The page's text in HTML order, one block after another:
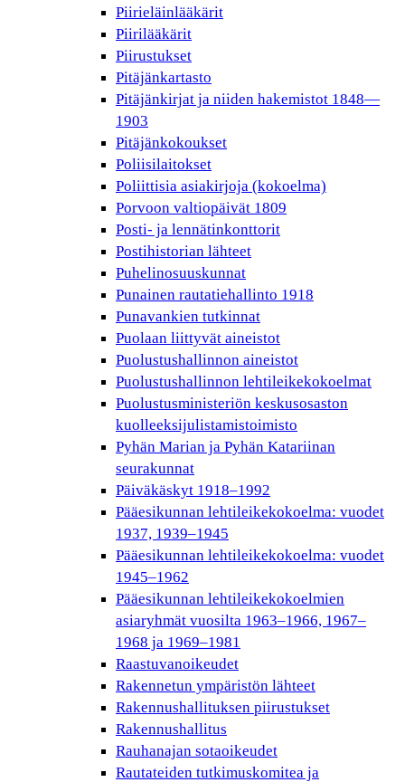
Piirieläinlääkärit
Piirilääkärit
Piirustukset
Pitäjänkartasto
Pitäjänkirjat ja niiden hakemistot 1848—
1903
Pitäjänkokoukset
Poliisilaitokset
Poliittisia asiakirjoja (kokoelma)
Porvoon valtiopäivät 1809
Posti- ja lennätinkonttorit
Postihistorian lähteet
Puhelinosuuskunnat
Punainen rautatiehallinto 1918
Punavankien tutkinnat
Puolaan liittyvät aineistot
Puolustushallinnon aineistot
Puolustushallinnon lehtileikekokoelmat
Puolustusministeriön keskusosaston
kuolleeksijulistamistoimisto
Pyhän Marian ja Pyhän Katariinan
seurakunnat
Päiväkäskyt 1918–1992
Pääesikunnan lehtileikekokoelma: vuodet
1937, 1939–1945
Pääesikunnan lehtileikekokoelma: vuodet
1945–1962
Pääesikunnan lehtileikekokoelmien
asiaryhmät vuosilta 1963–1966, 1967–
1968 ja 1969–1981
Raastuvanoikeudet
Rakennetun ympäristön lähteet
Rakennushallituksen piirustukset
Rakennushallitus
Rauhanajan sotaoikeudet
Rautateiden tutkimuskomitea ja